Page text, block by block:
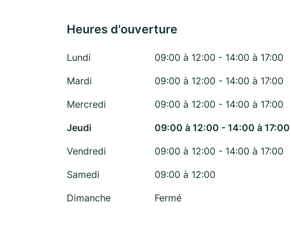
Heures d'ouverture
Lundi
09:00 à 12:00 - 14:00 à 17:00
Mardi
09:00 à 12:00 - 14:00 à 17:00
Mercredi
09:00 à 12:00 - 14:00 à 17:00
Jeudi
09:00 à 12:00 - 14:00 à 17:00
Vendredi
09:00 à 12:00 - 14:00 à 17:00
Samedi
09:00 à 12:00
Dimanche
Fermé